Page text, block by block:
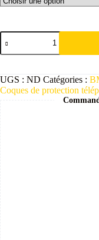
UGS : ND Catégories :
Coques de protection